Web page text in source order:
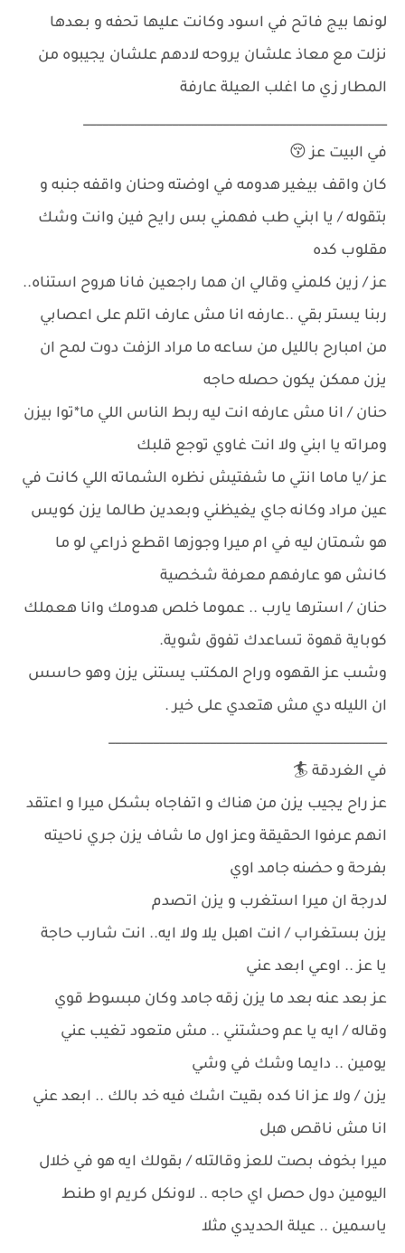
لونها بيج فاتح في اسود وكانت عليها تحفه و بعدها
نزلت مع معاذ علشان يروحه لادهم علشان يجيبوه من
المطار زي ما اغلب العيلة عارفة
________________________________________________
في البيت عز 😚
كان واقف بيغير هدومه في اوضته وحنان واقفه جنبه و
بتقوله / يا ابني طب فهمني بس رايح فين وانت وشك
مقلوب كده
عز / زين كلمني وقالي ان هما راجعين فانا هروح استناه..
ربنا يستر بقي ..عارفه انا مش عارف اتلم على اعصابي
من امبارح بالليل من ساعه ما مراد الزفت دوت لمح ان
يزن ممكن يكون حصله حاجه
حنان / انا مش عارفه انت ليه ربط الناس اللي ما*توا بيزن
ومراته يا ابني ولا انت غاوي توجع قلبك
عز /يا ماما انتي ما شفتيش نظره الشماته اللي كانت في
عين مراد وكانه جاي يغيظني وبعدين طالما يزن كويس
هو شمتان ليه في ام ميرا وجوزها اقطع ذراعي لو ما
كانش هو عارفهم معرفة شخصية
حنان / استرها يارب .. عموما خلص هدومك وانا هعملك
كوباية قهوة تساعدك تفوق شوية.
وشىب عز القهوه وراح المكتب يستنى يزن وهو حاسس
ان الليله دي مش هتعدي على خير .
____________________________________________
في الغردقة 🏄
عز راح يجيب يزن من هناك و اتفاجاه بشكل ميرا و اعتقد
انهم عرفوا الحقيقة وعز اول ما شاف يزن جري ناحيته
بفرحة و حضنه جامد اوي
لدرجة ان ميرا استغرب و يزن اتصدم
يزن بستغراب / انت اهبل يلا ولا ايه.. انت شارب حاجة
يا عز .. اوعي ابعد عني
عز بعد عنه بعد ما يزن زقه جامد وكان مبسوط قوي
وقاله / ايه يا عم وحشتني .. مش متعود تغيب عني
يومين .. دايما وشك في وشي
يزن / ولا عز انا كده بقيت اشك فيه خد بالك .. ابعد عني
انا مش ناقص هبل
ميرا بخوف بصت للعز وقالتله / بقولك ايه هو في خلال
اليومين دول حصل اي حاجه .. لاونكل كريم او طنط
ياسمين .. عيلة الحديدي مثلا